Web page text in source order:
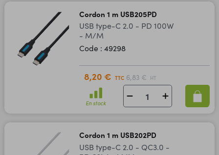
Cordon 1 m USB205PD
USB type-C 2.0 - PD 100W
- M/M
Code : 49298
8,20 € TTC 6,83 € HT
En stock
Cordon 1 m USB202PD
USB type-C 2.0 - QC3.0 -